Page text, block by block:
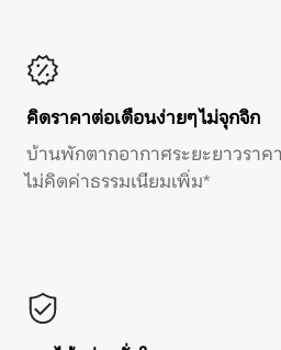
คิดราคาต่อเดือนง่ายๆ ไม่จุกจิก
บ้านพักตากอากาศระยะยาวราค
ไม่คิดค่าธรรมเนียมเพิ่ม*